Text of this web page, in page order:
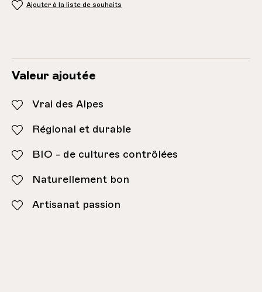
Ajouter à la liste de souhaits
Valeur ajoutée
Vrai des Alpes
Régional et durable
BIO - de cultures contrôlées
Naturellement bon
Artisanat passion